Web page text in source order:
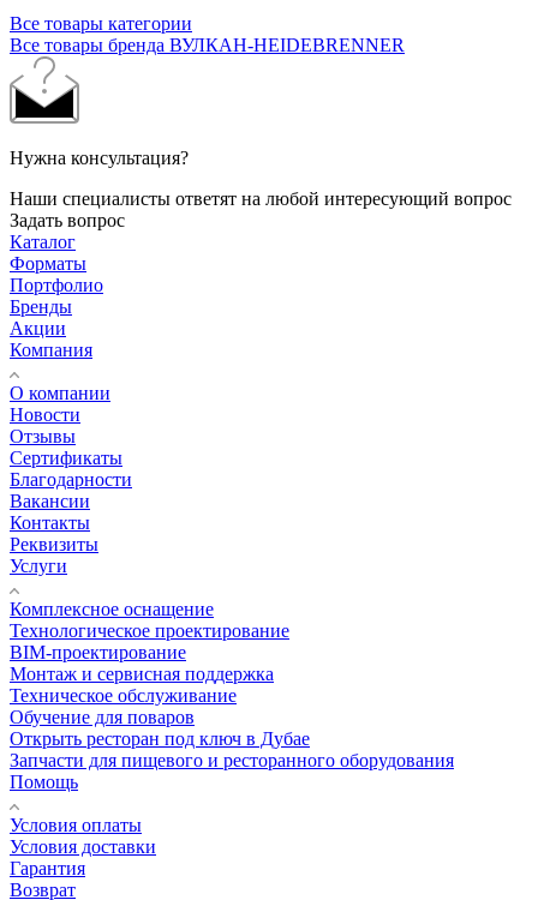
Все товары категории
Все товары бренда ВУЛКАН-HEIDEBRENNER
Нужна консультация?
Наши специалисты ответят на любой интересующий вопрос
Задать вопрос
Каталог
Форматы
Портфолио
Бренды
Акции
Компания
О компании
Новости
Отзывы
Сертификаты
Благодарности
Вакансии
Контакты
Реквизиты
Услуги
Комплексное оснащение
Технологическое проектирование
BIM-проектирование
Монтаж и сервисная поддержка
Техническое обслуживание
Обучение для поваров
Открыть ресторан под ключ в Дубае
Запчасти для пищевого и ресторанного оборудования
Помощь
Условия оплаты
Условия доставки
Гарантия
Возврат